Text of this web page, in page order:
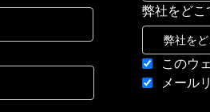
弊社をどこ
このウ
メール